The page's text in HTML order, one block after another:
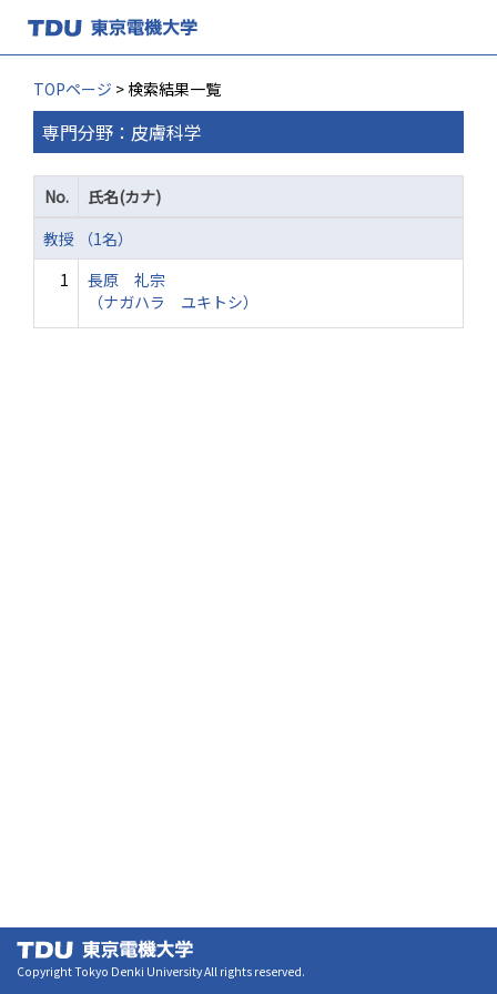
TOPページ > 検索結果一覧
専門分野：皮膚科学
No.
氏名(カナ)
教授 （1名）
1
長原 礼宗
（ナガハラ ユキトシ）
Copyright Tokyo Denki University All rights reserved.